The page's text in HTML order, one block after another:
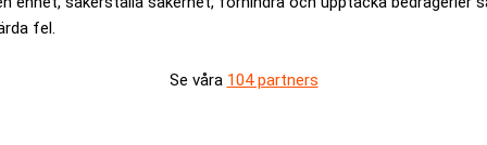
fel.
Se våra 104 partners